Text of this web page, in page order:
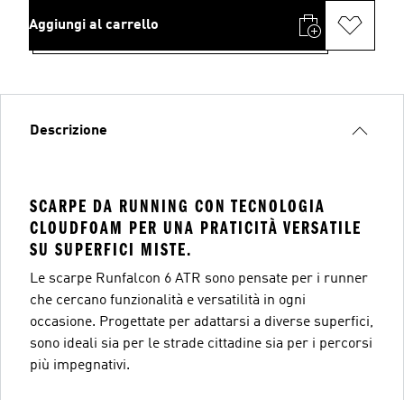
Aggiungi al carrello
Descrizione
SCARPE DA RUNNING CON TECNOLOGIA
CLOUDFOAM PER UNA PRATICITÀ VERSATILE
SU SUPERFICI MISTE.
Le scarpe Runfalcon 6 ATR sono pensate per i runner
che cercano funzionalità e versatilità in ogni
occasione. Progettate per adattarsi a diverse superfici,
sono ideali sia per le strade cittadine sia per i percorsi
più impegnativi.